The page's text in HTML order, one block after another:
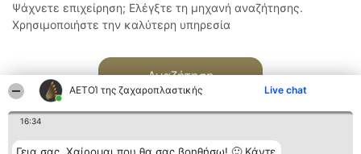
ΑΕΤΟΊ της ζαχαροπλαστικής Live chat
16:34
Ψάχνετε επιχείρηση; Ελέγξτε τη μηχανή αναζήτησης.
Χρησιμοποιήστε την καλύτερη υπηρεσία
Αναζήτηση